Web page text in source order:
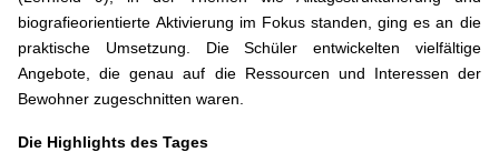
biografieorientierte Aktivierung im Fokus standen, ging es an die
praktische Umsetzung. Die Schüler entwickelten vielfältige
Angebote, die genau auf die Ressourcen und Interessen der
Bewohner zugeschnitten waren.
Die Highlights des Tages